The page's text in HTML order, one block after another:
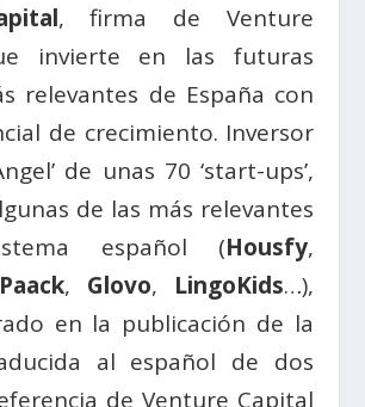
, firma de Venture
invierte en las futuras
relevantes de España con
de crecimiento. Inversor
de unas 70 ‘start-ups’,
de las más relevantes
español (Housfy,
Paack, Glovo, LingoKids…),
en la publicación de la
al español de dos
de Venture Capital